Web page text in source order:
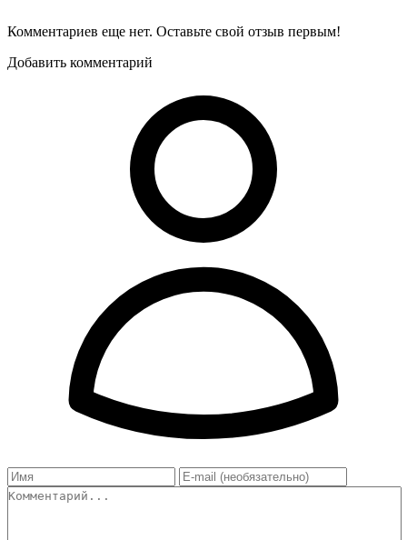
Комментариев еще нет. Оставьте свой отзыв первым!
Добавить комментарий